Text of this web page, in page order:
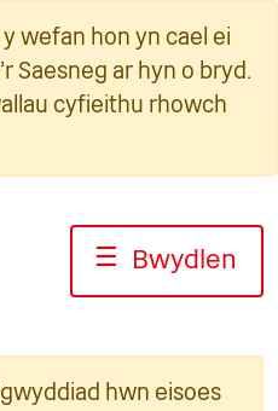
wefan hon yn cael ei
Saesneg ar hyn o bryd.
cyfieithu rhowch
☰ Bwydlen
hwn eisoes